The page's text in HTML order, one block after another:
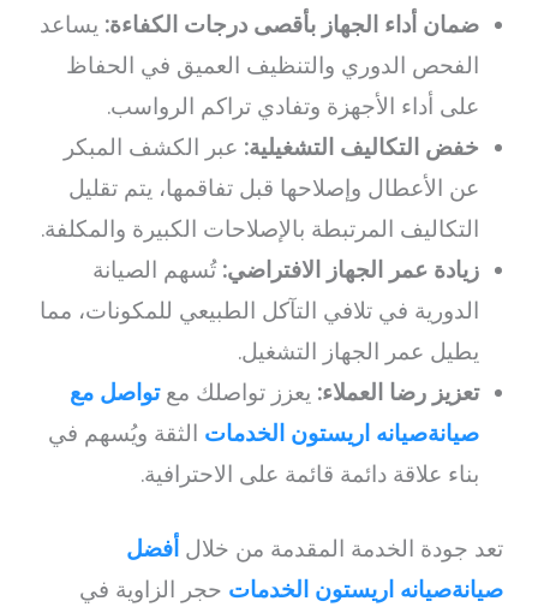
ضمان أداء الجهاز بأقصى درجات الكفاءة: يساعد
الفحص الدوري والتنظيف العميق في الحفاظ
على أداء الأجهزة وتفادي تراكم الرواسب.
خفض التكاليف التشغيلية: عبر الكشف المبكر
عن الأعطال وإصلاحها قبل تفاقمها، يتم تقليل
التكاليف المرتبطة بالإصلاحات الكبيرة والمكلفة.
زيادة عمر الجهاز الافتراضي: تُسهم الصيانة
الدورية في تلافي التآكل الطبيعي للمكونات، مما
يطيل عمر الجهاز التشغيل.
تعزيز رضا العملاء: يعزز تواصلك معتواصل مع
صيانةصيانه اريستون الخدمات الثقة ويُسهم في
بناء علاقة دائمة قائمة على الاحترافية.
تعد جودة الخدمة المقدمة من خلالأفضل
صيانةصيانه اريستون الخدمات حجر الزاوية في